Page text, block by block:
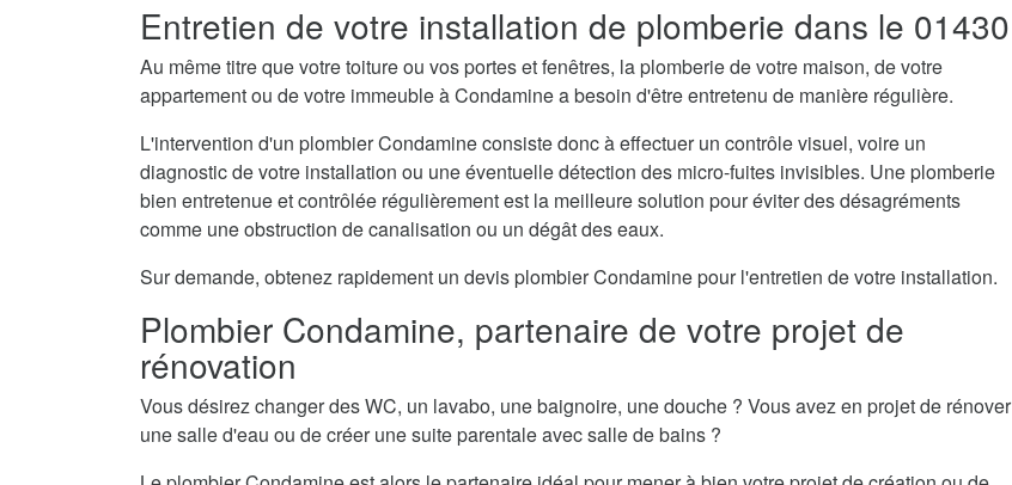
Entretien de votre installation de plomberie dans le 01430
Au même titre que votre toiture ou vos portes et fenêtres, la plomberie de votre maison, de votre
appartement ou de votre immeuble à Condamine a besoin d'être entretenu de manière régulière.
L'intervention d'un plombier Condamine consiste donc à effectuer un contrôle visuel, voire un
diagnostic de votre installation ou une éventuelle détection des micro-fuites invisibles. Une plomberie
bien entretenue et contrôlée régulièrement est la meilleure solution pour éviter des désagréments
comme une obstruction de canalisation ou un dégât des eaux.
Sur demande, obtenez rapidement un devis plombier Condamine pour l'entretien de votre installation.
Plombier Condamine, partenaire de votre projet de
rénovation
Vous désirez changer des WC, un lavabo, une baignoire, une douche ? Vous avez en projet de rénover
une salle d'eau ou de créer une suite parentale avec salle de bains ?